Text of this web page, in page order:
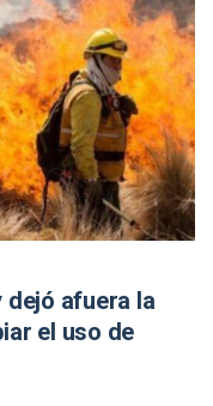
dejó afuera la
el uso de